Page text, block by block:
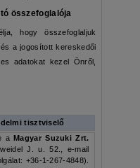
összefoglalója
hogy összefoglaljuk
a jogosított kereskedői
adatokat kezel Önről,
tisztviselő
aMagyar Suzuki Zrt.
J. u. 52., e-mail
+36-1-267-4848).